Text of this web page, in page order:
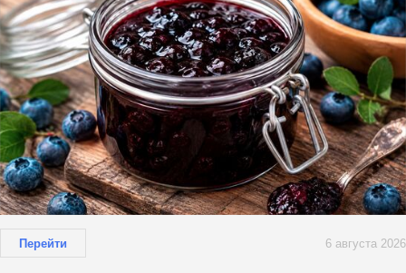
Перейти 6 августа 2026